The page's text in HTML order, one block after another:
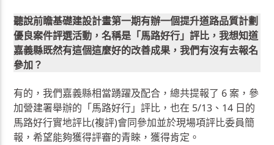
聽說前瞻基礎建設計畫第一期有辦一個提升道路品質計劃
優良案件評選活動，名稱是「馬路好行」評比，我想知道
嘉義縣既然有這個這麼好的改善成果，我們有沒有去報名
參加？
有的，我們嘉義縣相當踴躍及配合，總共提報了 6 案，參
加營建署舉辦的「馬路好行」評比，也在 5/13、14 日的
馬路好行實地評比(複評)會同參加並於現場項評比委員簡
報，希望能夠獲得評審的青睞，獲得肯定。